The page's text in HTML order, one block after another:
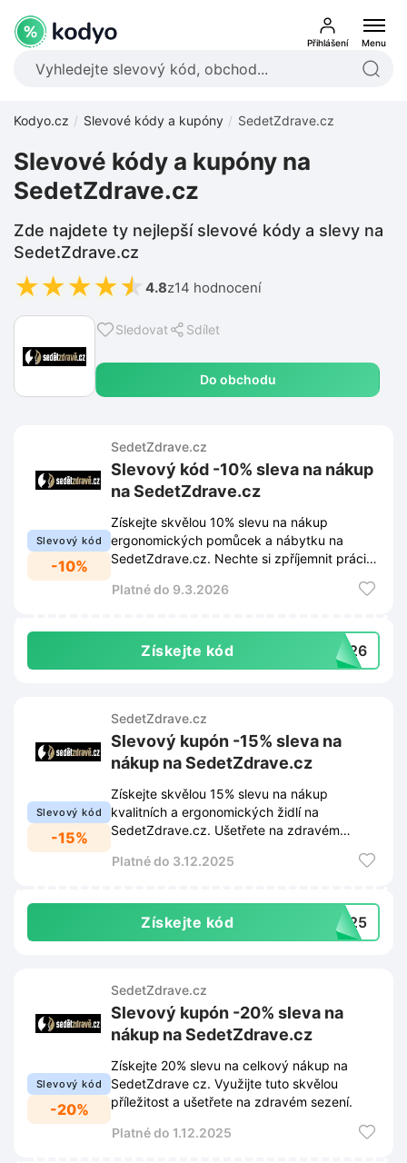
Přihlášení Menu
Kodyo.cz Slevové kódy a kupóny SedetZdrave.cz
Sledovat Sdílet
Do obchodu
Slevové kódy a kupóny na
SedetZdrave.cz
Zde najdete ty nejlepší slevové kódy a slevy na
SedetZdrave.cz
★★★★★ 4.8z14 hodnocení
Slevový kód
-10%
SedetZdrave.cz
Slevový kód -10% sleva na nákup
na SedetZdrave.cz
Získejte skvělou 10% slevu na nákup
ergonomických pomůcek a nábytku na
SedetZdrave.cz. Nechte si zpříjemnit práci z
Platné do 9.3.2026
Získejte kód DZ26
Slevový kód
-15%
SedetZdrave.cz
Slevový kupón -15% sleva na
nákup na SedetZdrave.cz
Získejte skvělou 15% slevu na nákup
kvalitních a ergonomických židlí na
SedetZdrave.cz. Ušetřete na zdravém
Platné do 3.12.2025
Získejte kód BF25
Slevový kód
-20%
SedetZdrave.cz
Slevový kupón -20% sleva na
nákup na SedetZdrave.cz
Získejte 20% slevu na celkový nákup na
SedetZdrave cz. Využijte tuto skvělou
příležitost a ušetřete na zdravém sezení.
Platné do 1.12.2025